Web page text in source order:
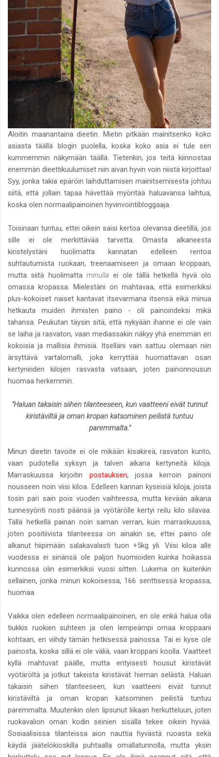
Aloitin maanantaina dieetin. Mietin pitkään mainitsenko koko
asiasta täällä blogin puolella, koska koko asia ei tule sen
kummemmin näkymään täällä. Tietenkin, jos teitä kiinnostaa
enemmän dieettikuulumiset niin aivan hyvin voin niistä kirjoittaa!
Syy, jonka takia epäröin laihduttamisen mainitsemisesta johtuu
siitä, että jollain tapaa hävettää myöntää haluavansa laihtua,
koska olen normaalipainoinen hyvinvointibloggaaja.
Toisinaan tuntuu, ettei oikein saisi kertoa olevansa dieetillä, jos
sille ei ole merkittävää tarvetta. Omasta alkaneesta
kiristelystäni huolimatta kannatan edelleen rentoa
suhtautumista ruokaan, treenaamiseen ja omaan kroppaan,
mutta siitä huolimatta minullaei ole tällä hetkellä hyvä olo
omassa kropassa. Mielestäni on mahtavaa, että esimerkiksi
plus-kokoiset naiset kantavat itsevarmana itsensä eikä minua
hetkauta muiden ihmisten paino - oli painoindeksi mikä
tahansa. Peukutan täysin sitä, että nykyään ihanne ei ole vain
se laiha ja rasvaton, vaan mediassakin näkyy yhä enemmän eri
kokoisia ja mallisia ihmisiä. Itselläni vain sattuu olemaan niin
ärsyttävä vartalomalli, joka kerryttää huomattavan osan
kertyneiden kilojen rasvasta vatsaan, joten painonnousun
huomaa herkemmin.
"Haluan takaisin siihen tilanteeseen, kun vaatteeni eivät tunnut
kiristäviltä ja oman kropan katsominen peilistä tuntuu
paremmalta."
Minun dieetin tavoite ei ole mikään kisakireä, rasvaton kunto,
vaan pudotella syksyn ja talven aikana kertyneitä kiloja.
Marraskuussa kirjoitin postauksen, jossa kerroin painoni
nousseen noin viisi kiloa. Edelleen kannan kyseisiä kiloja, joista
tosin pari sain pois vuoden vaihteessa, mutta kevään aikana
tunnesyönti nosti päänsä ja vyötärölle kertyi reilu kilo silavaa.
Tällä hetkellä painan noin saman verran, kuin marraskuussa,
joten positiivista tilanteessa on ainakin se, ettei paino ole
alkanut hiipimään salakavalasti tuon +5kg yli. Viisi kiloa alle
vuodessa ei sinänsä ole paljon huomioiden kuinka hoikassa
kunnossa olin esimerkiksi vuosi sitten. Lukema on kuitenkin
sellainen, jonka minun kokoisessa, 166 senttisessä kropassa,
huomaa.
Vaikka olen edelleen normaalipainoinen, en ole enkä halua olla
tiukkis ruokien suhteen ja olen lempeämpi omaa kroppaani
kohtaan, en viihdy tämän hetkisessä painossa. Tai ei kyse ole
painosta, koska sillä ei ole väliä, vaan kroppani koolla. Vaatteet
kyllä mahtuvat päälle, mutta erityisesti housut kiristävät
vyötäröltä ja jotkut takeista kiristävät hieman selästä. Haluan
takaisin siihen tilanteeseen, kun vaatteeni eivät tunnut
kiristäviltä ja oman kropan katsominen peilistä tuntuu
paremmalta. Muutenkin olen lipsunut liikaan herkutteluun, joten
ruokavalion oman kodin seinien sisällä tekee oikein hyvää.
Sosiaalisissa tilanteissa aion nauttia hyvästä ruoasta sekä
käydä jäätelökioskilla puhtaalla omallatunnolla, mutta yksin